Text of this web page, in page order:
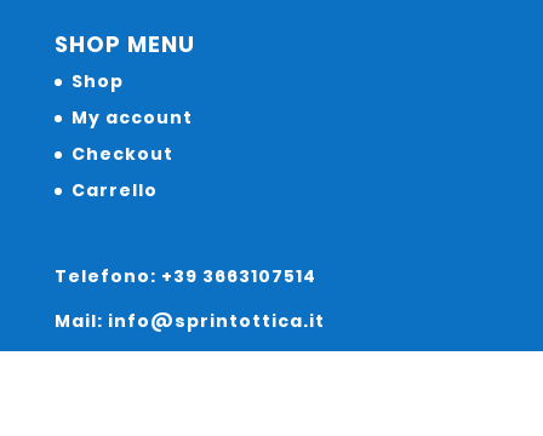
SHOP MENU
Shop
My account
Checkout
Carrello
Telefono: +39 3663107514
Mail: info@sprintottica.it